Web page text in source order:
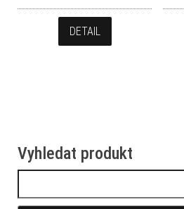
DETAIL
Vyhledat produkt